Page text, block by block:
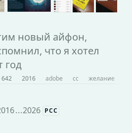
новый айфон,
что я хотел
год
642 2016 adobe cc желание
...2026 РСС